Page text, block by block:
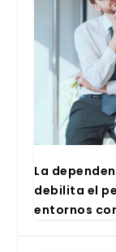
La
debi­li­ta el
entor­nos